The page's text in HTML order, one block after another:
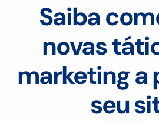
Saiba
novas
marketing a
seu